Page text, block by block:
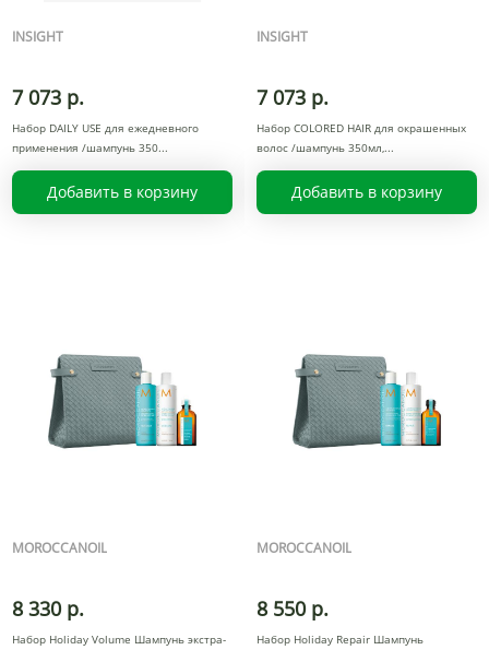
INSIGHT
7 073 р.
Набор DAILY USE для ежедневного
применения /шампунь 350
Добавить в корзину
INSIGHT
7 073 р.
Набор COLORED HAIR для окрашенных
волос /шампунь 350мл,
Добавить в корзину
MOROCCANOIL
8 330 р.
Набор Holiday Volume Шампунь экстра-
MOROCCANOIL
8 550 р.
Набор Holiday Repair Шампунь